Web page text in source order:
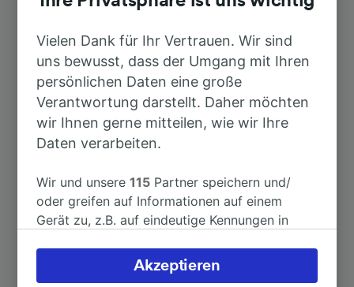
Nach Madrid 12h 7min
Nach Murcia
Nach Valencia 13h 36min
Nach Barcelona 8h 53min
Vielen Dank für Ihr Vertrauen. Wir sind
uns bewusst, dass der Umgang mit Ihren
persönlichen Daten eine große
Verantwortung darstellt. Daher möchten
wir Ihnen gerne mitteilen, wie wir Ihre
Daten verarbeiten.
Wir und unsere115 Partner speichern und/
oder greifen auf Informationen auf einem
Gerät zu, z.B. auf eindeutige Kennungen in
verarbeiten. Sie können Ihre Präferenzen
akzeptieren oder verwalten, einschließlich
Akzeptieren